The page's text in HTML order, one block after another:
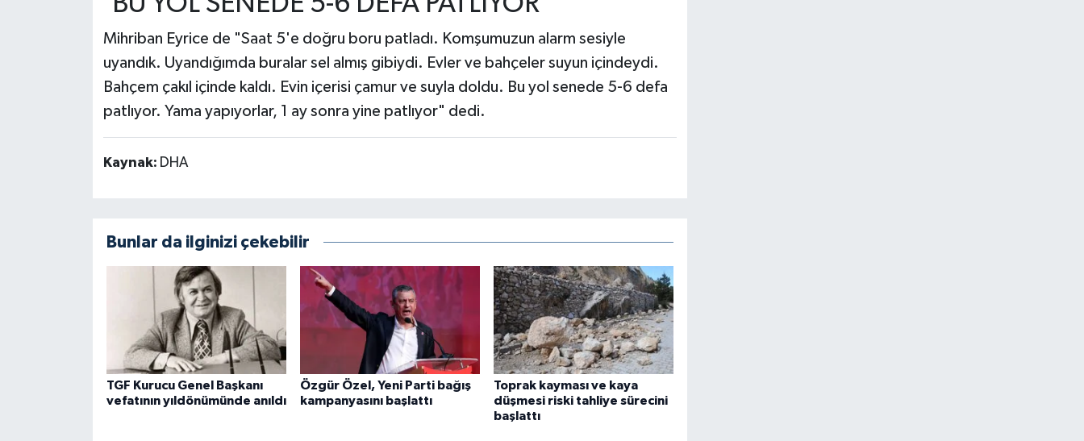
Mihriban Eyrice de "Saat 5'e doğru boru patladı. Komşumuzun alarm sesiyle
uyandık. Uyandığımda buralar sel almış gibiydi. Evler ve bahçeler suyun içindeydi.
Bahçem çakıl içinde kaldı. Evin içerisi çamur ve suyla doldu. Bu yol senede 5-6 defa
patlıyor. Yama yapıyorlar, 1 ay sonra yine patlıyor" dedi.
Kaynak: DHA
Bunlar da ilginizi çekebilir
TGF Kurucu Genel Başkanı
vefatının yıldönümünde anıldı
Özgür Özel, Yeni Parti bağış
kampanyasını başlattı
Toprak kayması ve kaya
düşmesi riski tahliye sürecini
başlattı